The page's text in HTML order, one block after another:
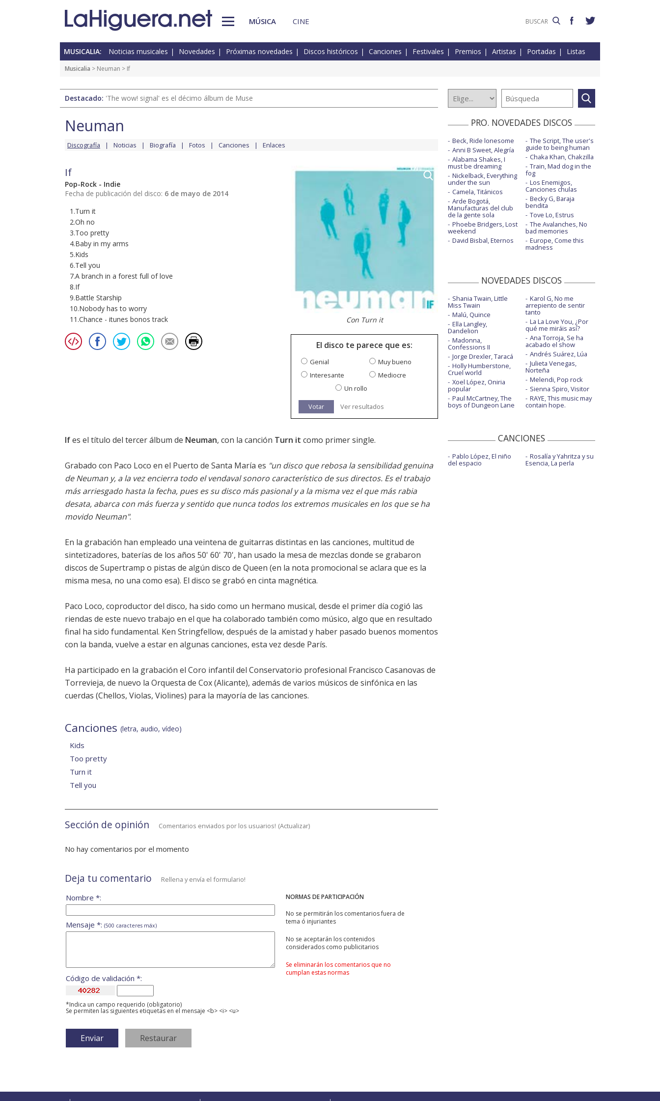
MÚSICA CINE
MUSICALIA: Noticias musicales Novedades Próximas novedades Discos históricos Canciones Festivales Premios Artistas Portadas Listas
Musicalia > Neuman > If
Destacado: 'The wow! signal' es el décimo álbum de Muse
Neuman
Discografía Noticias Biografía Fotos Canciones Enlaces
If
Pop-Rock - Indie
Fecha de publicación del disco: 6 de mayo de 2014
1.Turn it
2.Oh no
3.Too pretty
4.Baby in my arms
5.Kids
6.Tell you
7.A branch in a forest full of love
8.If
9.Battle Starship
10.Nobody has to worry
11.Chance - itunes bonos track
Con Turn it
El disco te parece que es:
Genial
Muy bueno
Interesante
Mediocre
Un rollo
Votar Ver resultados
Ifes el título del tercer álbum de Neuman, con la canción Turn it como primer single.
Grabado con Paco Loco en el Puerto de Santa María es "un disco que rebosa la sensibilidad genuina
de Neuman y, a la vez encierra todo el vendaval sonoro característico de sus directos. Es el trabajo
más arriesgado hasta la fecha, pues es su disco más pasional y a la misma vez el que más rabia
desata, abarca con más fuerza y sentido que nunca todos los extremos musicales en los que se ha
movido Neuman".
En la grabación han empleado una veintena de guitarras distintas en las canciones, multitud de
sintetizadores, baterías de los años 50' 60' 70', han usado la mesa de mezclas donde se grabaron
discos de Supertramp o pistas de algún disco de Queen (en la nota promocional se aclara que es la
misma mesa, no una como esa). El disco se grabó en cinta magnética.
Paco Loco, coproductor del disco, ha sido como un hermano musical, desde el primer día cogió las
riendas de este nuevo trabajo en el que ha colaborado también como músico, algo que en resultado
final ha sido fundamental. Ken Stringfellow, después de la amistad y haber pasado buenos momentos
con la banda, vuelve a estar en algunas canciones, esta vez desde París.
Ha participado en la grabación el Coro infantil del Conservatorio profesional Francisco Casanovas de
Torrevieja, de nuevo la Orquesta de Cox (Alicante), además de varios músicos de sinfónica en las
cuerdas (Chellos, Violas, Violines) para la mayoría de las canciones.
Canciones (letra, audio, vídeo)
Kids
Too pretty
Turn it
Tell you
Sección de opinión Comentarios enviados por los usuarios! (Actualizar)
No hay comentarios por el momento
Deja tu comentario Rellena y envía el formulario!
NORMAS DE PARTICIPACIÓN
No se permitirán los comentarios fuera de
tema ó injuriantes
No se aceptarán los contenidos
considerados como publicitarios
Se eliminarán los comentarios que no
cumplan estas normas
Nombre *:
Mensaje *: (500 caracteres máx)
Código de validación *:
*Indica un campo requerido (obligatorio)
Se permiten las siguientes etiquetas en el mensaje <b> <i> <u>
PRO. NOVEDADES DISCOS
Beck, Ride lonesome
Anni B Sweet, Alegría
Alabama Shakes, I
must be dreaming
Nickelback, Everything
under the sun
Camela, Titánicos
Arde Bogotá,
Manufacturas del club
de la gente sola
Phoebe Bridgers, Lost
weekend
David Bisbal, Eternos
The Script, The user's
guide to being human
Chaka Khan, Chakzilla
Train, Mad dog in the
fog
Los Enemigos,
Canciones chulas
Becky G, Baraja
bendita
Tove Lo, Estrus
The Avalanches, No
bad memories
Europe, Come this
madness
NOVEDADES DISCOS
Shania Twain, Little
Miss Twain
Malú, Quince
Ella Langley,
Dandelion
Madonna,
Confessions II
Jorge Drexler, Taracá
Holly Humberstone,
Cruel world
Xoel López, Oniria
popular
Paul McCartney, The
boys of Dungeon Lane
Karol G, No me
arrepiento de sentir
tanto
La La Love You, ¿Por
qué me miráis así?
Ana Torroja, Se ha
acabado el show
Andrés Suárez, Lúa
Julieta Venegas,
Norteña
Melendi, Pop rock
Sienna Spiro, Visitor
RAYE, This music may
contain hope.
CANCIONES
Pablo López, El niño
del espacio
Rosalía y Yahritza y su
Esencia, La perla